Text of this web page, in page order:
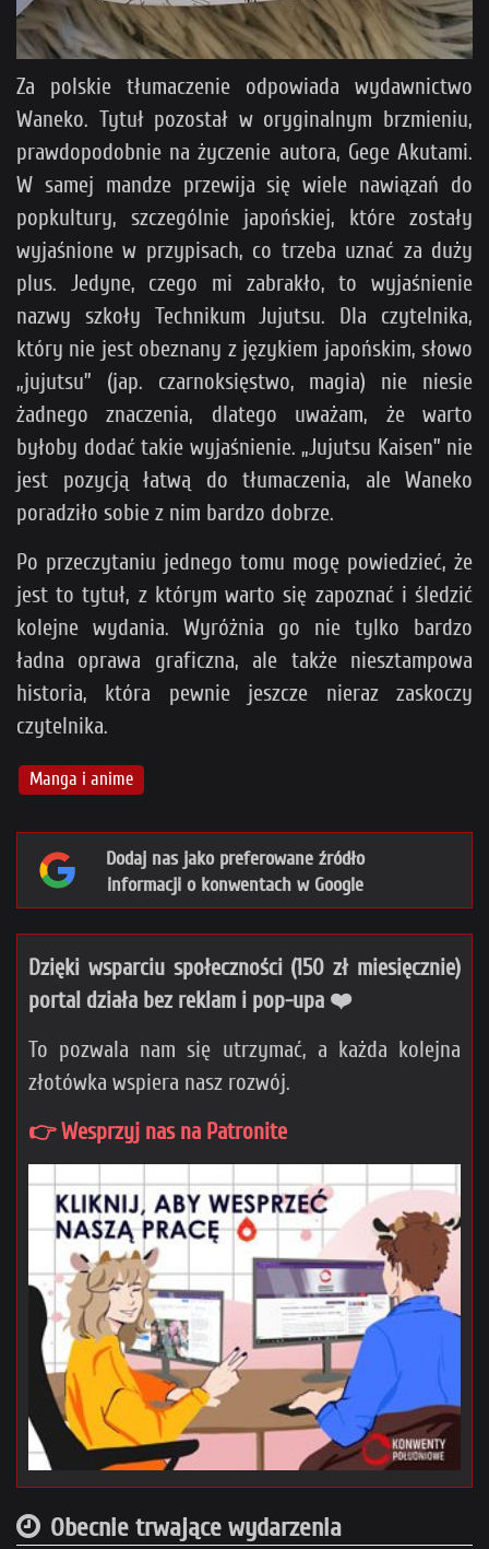
Za polskie tłumaczenie odpowiada wydawnictwo
Waneko. Tytuł pozostał w oryginalnym brzmieniu,
prawdopodobnie na życzenie autora, Gege Akutami.
W samej mandze przewija się wiele nawiązań do
popkultury, szczególnie japońskiej, które zostały
wyjaśnione w przypisach, co trzeba uznać za duży
plus. Jedyne, czego mi zabrakło, to wyjaśnienie
nazwy szkoły Technikum Jujutsu. Dla czytelnika,
który nie jest obeznany z językiem japońskim, słowo
„jujutsu” (jap. czarnoksięstwo, magia) nie niesie
żadnego znaczenia, dlatego uważam, że warto
byłoby dodać takie wyjaśnienie. „Jujutsu Kaisen” nie
jest pozycją łatwą do tłumaczenia, ale Waneko
poradziło sobie z nim bardzo dobrze.
Po przeczytaniu jednego tomu mogę powiedzieć, że
jest to tytuł, z którym warto się zapoznać i śledzić
kolejne wydania. Wyróżnia go nie tylko bardzo
ładna oprawa graficzna, ale także niesztampowa
historia, która pewnie jeszcze nieraz zaskoczy
czytelnika.
Manga i anime
Dodaj nas jako preferowane źródło
informacji o konwentach w Google
Dzięki wsparciu społeczności (150 zł miesięcznie)
portal działa bez reklam i pop-upa ❤️
To pozwala nam się utrzymać, a każda kolejna
złotówka wspiera nasz rozwój.
👉 Wesprzyj nas na Patronite
Obecnie trwające wydarzenia